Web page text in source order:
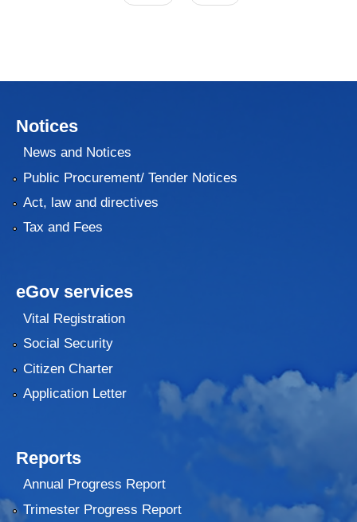
Notices
News and Notices
Public Procurement/ Tender Notices
Act, law and directives
Tax and Fees
eGov services
Vital Registration
Social Security
Citizen Charter
Application Letter
Reports
Annual Progress Report
Trimester Progress Report